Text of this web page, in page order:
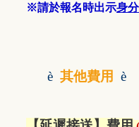
※請於報名時出示身
è 其他費用 è